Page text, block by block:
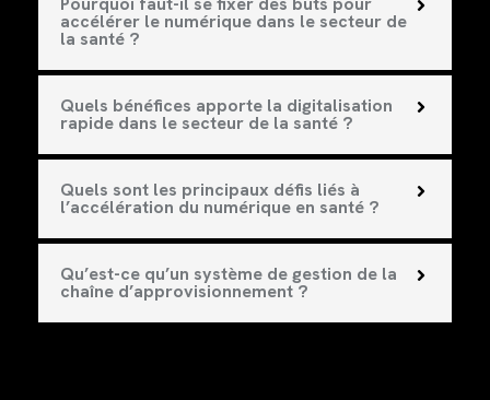
accélérer le numérique dans le secteur de
la santé ?
Quels bénéfices apporte la digitalisation
rapide dans le secteur de la santé ?
Quels sont les principaux défis liés à
l’accélération du numérique en santé ?
Qu’est-ce qu’un système de gestion de la
chaîne d’approvisionnement ?